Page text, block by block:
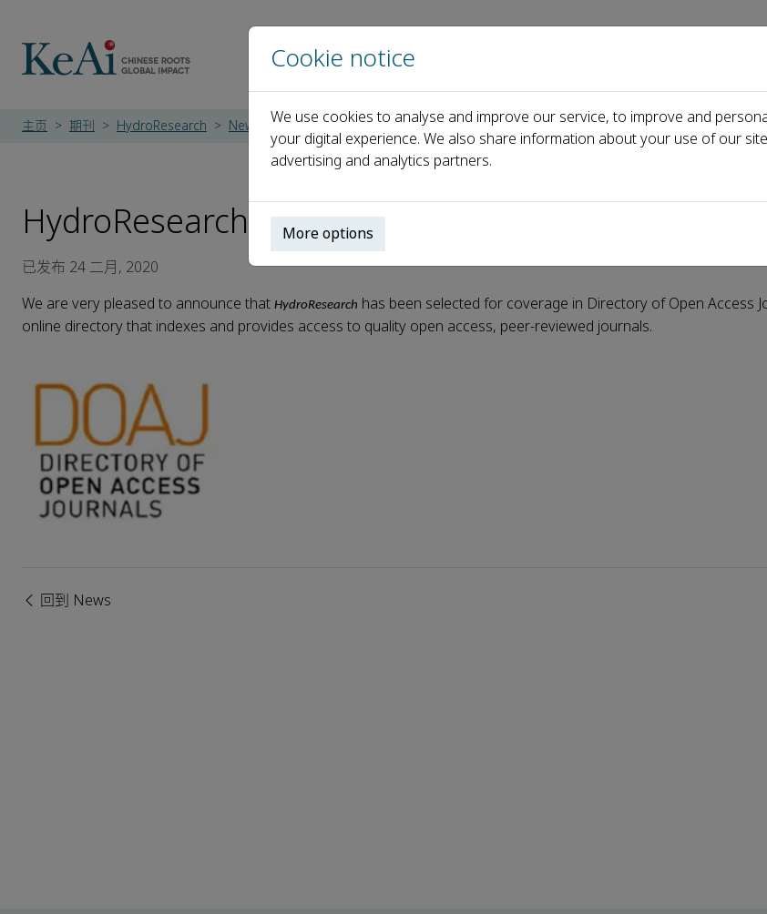
主页
主页 期刊 HydroResearch News HydroResearch Is Now Indexed in DOAJ
HydroResearch Is Now Indexed in DOAJ
已发布 24 二月, 2020
We are very pleased to announce that HydroResearch has been selected for coverage in Directory of Open Access
online directory that indexes and provides access to quality open access, peer-reviewed journals.
回到 News
Cookie notice
We use cookies to analyse and improve our service, to improve and
your digital experience. We also share information about your use of our
advertising and analytics partners.
More options